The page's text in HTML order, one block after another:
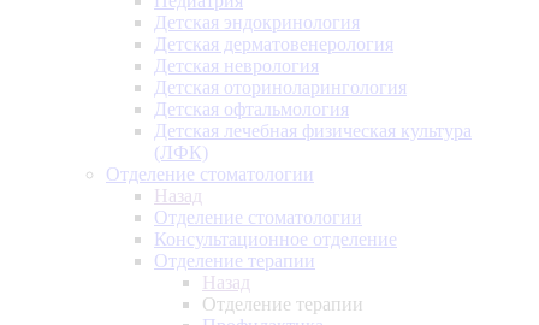
Детская эндокринология
Детская дерматовенерология
Детская неврология
Детская оториноларингология
Детская офтальмология
Детская лечебная физическая культура
(ЛФК)
Отделение стоматологии
Назад
Отделение стоматологии
Консультационное отделение
Отделение терапии
Назад
Отделение терапии